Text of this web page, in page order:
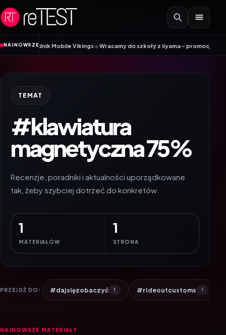
Przejdź do treści
NAJNOWSZEMobile Vikings• Wracamy do szkoły z iiyama – promocja Back to
TEMAT
#klawiatura
magnetyczna 75%
Recenzje, poradniki i aktualności uporządkowane
tak, żeby szybciej dotrzeć do konkretów.
1
MATERIAŁÓW
1
STRONA
PRZEJDŹ DO: #dajsięzobaczyć 1 #rideoutcustoms 1
NAJNOWSZE MATERIAŁY